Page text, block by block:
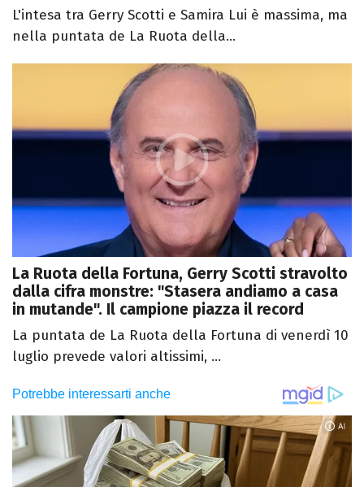
L'intesa tra Gerry Scotti e Samira Lui è massima, ma
nella puntata de La Ruota della...
La Ruota della Fortuna, Gerry Scotti stravolto
dalla cifra monstre: "Stasera andiamo a casa
in mutande". Il campione piazza il record
La puntata de La Ruota della Fortuna di venerdì 10
luglio prevede valori altissimi, ...